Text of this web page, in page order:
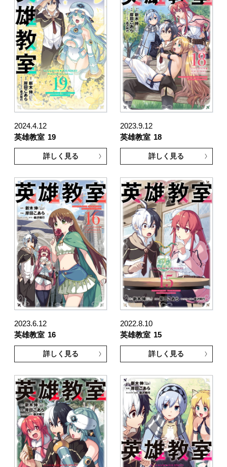
2024.4.12
英雄教室 19
詳しく見る
2023.9.12
英雄教室 18
詳しく見る
2023.6.12
英雄教室 16
詳しく見る
2022.8.10
英雄教室 15
詳しく見る